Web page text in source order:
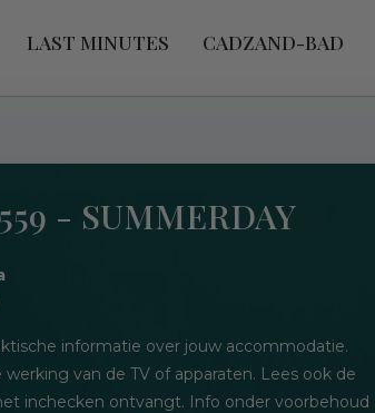
LAST MINUTES CADZAND-BAD
- SUMMERDAY
informatie over jouw accommodatie.
van de TV of apparaten. Lees ook de
inchecken ontvangt. Info onder voorbehoud